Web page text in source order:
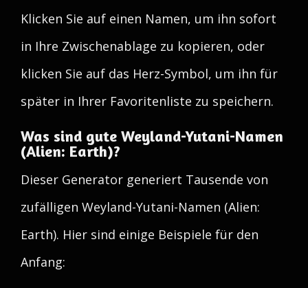
Klicken Sie auf einen Namen, um ihn sofort
in Ihre Zwischenablage zu kopieren, oder
klicken Sie auf das Herz-Symbol, um ihn für
später in Ihrer Favoritenliste zu speichern.
Was sind gute Weyland-Yutani-Namen
(Alien: Earth)?
Dieser Generator generiert Tausende von
zufälligen Weyland-Yutani-Namen (Alien:
Earth). Hier sind einige Beispiele für den
Anfang: